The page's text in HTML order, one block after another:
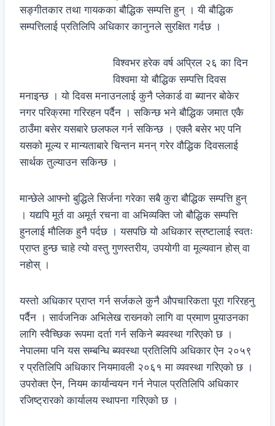
सङ्गीतकार तथा गायकका बौद्धिक सम्पत्ति हुन् । यी बौद्धिक
सम्पत्तिलाई प्रतिलिपि अधिकार कानुनले सुरक्षित गर्दछ ।
विश्वभर हरेक वर्ष अप्रिल २६ का दिन
विश्वमा यो बौद्धिक सम्पत्ति दिवस
मनाइन्छ । यो दिवस मनाउनलाई कुनै प्लेकार्ड वा ब्यानर बोकेर
नगर परिक्रमा गरिरहन पर्दैन । सकिन्छ भने बौद्धिक जमात एकै
ठाउँमा बसेर यसबारे छलफल गर्न सकिन्छ । एक्लै बसेर भए पनि
यसको मूल्य र मान्यताबारे चिन्तन मनन् गरेर वौद्धिक दिवसलाई
सार्थक तुल्याउन सकिन्छ ।
मान्छेले आफ्नो बुद्धिले सिर्जना गरेका सबै कुरा बौद्धिक सम्पत्ति हुन्
। यद्यपि मूर्त वा अमूर्त रचना वा अभिव्यक्ति जो बौद्धिक सम्पत्ति
हुनलाई मौलिक हुनै पर्दछ । यसपछि यो अधिकार स्रष्टालाई स्वतः
प्राप्त हुन्छ चाहे त्यो वस्तु गुणस्तरीय, उपयोगी वा मूल्यवान होस् वा
नहोस् ।
यस्तो अधिकार प्राप्त गर्न सर्जकले कुनै औपचारिकता पूरा गरिरहनु
पर्दैन । सार्वजनिक अभिलेख राख्‍नकाे लागि वा प्रमाण पुर्‍याउनका
लागि स्वैच्‍छिक रूपमा दर्ता गर्न सकिने ब्यवस्था गरिएको छ ।
नेपालमा पनि यस सम्बन्धि ब्यवस्था प्रतिलिपि अधिकार ऐन २०५९
र प्रतिलिपि अधिकार नियमावली २०६१ मा व्यवस्था गरिएको छ ।
उपरोक्त ऐन, नियम कार्यान्वयन गर्न नेपाल प्रतिलिपि अधिकार
रजिष्ट्रारको कार्यालय स्थापना गरिएको छ ।